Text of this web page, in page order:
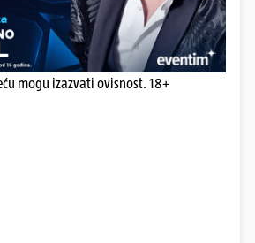
mogu izazvati ovisnost. 18+